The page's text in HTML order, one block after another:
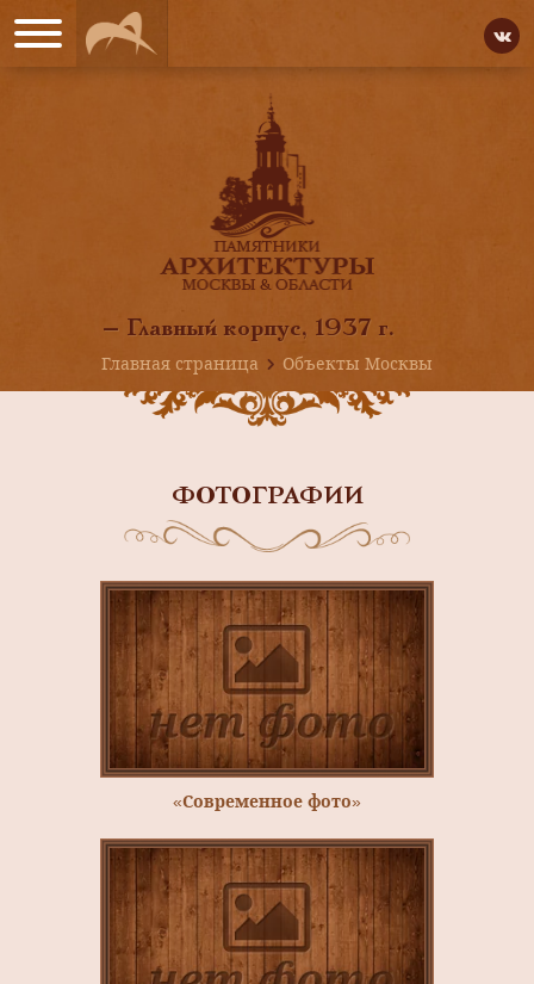
— Главный корпус, 1937 г.
Главная страница
Объекты Москвы
ФОТОГРАФИИ
«Современное фото»